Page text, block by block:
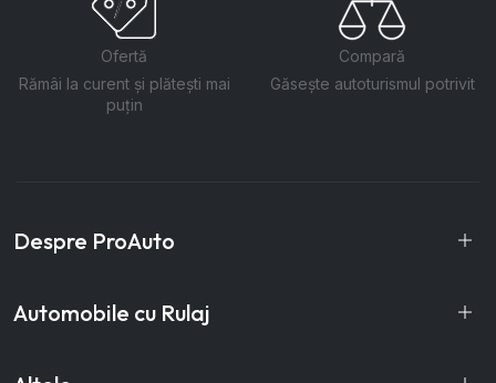
Ofertă
Rămâi la curent și plătești mai
puțin
Compară
Găsește autoturismul potrivit
Despre ProAuto
Automobile cu Rulaj